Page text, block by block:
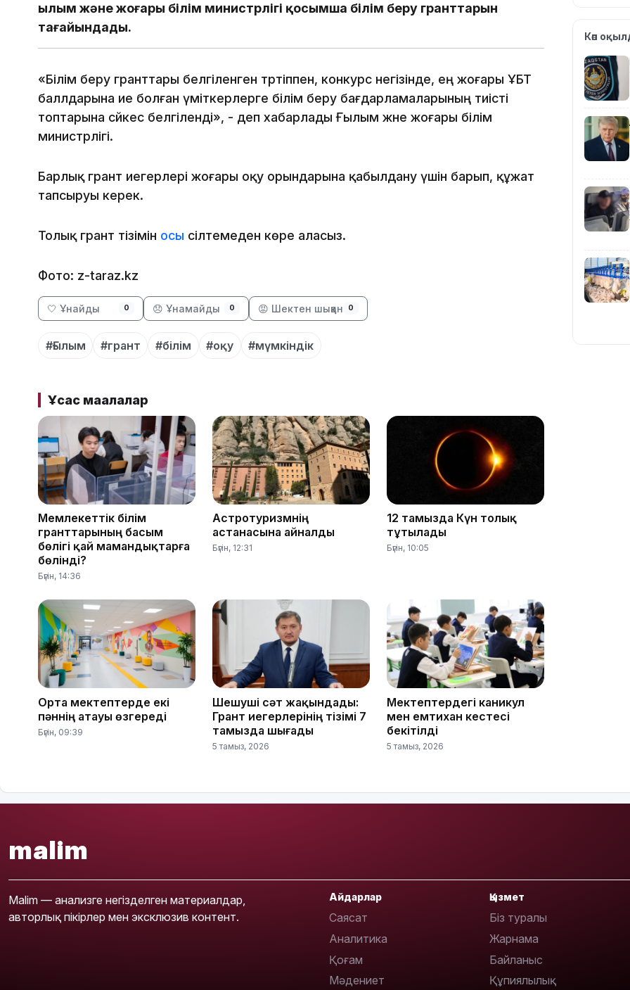
Ғылым және жоғары білім министрлігі қосымша білім беру гранттарын
тағайындады.
«Білім беру гранттары белгіленген тәртіппен, конкурс негізінде, ең жоғары ҰБТ
баллдарына ие болған үміткерлерге білім беру бағдарламаларының тиісті
топтарына сәйкес белгіленді», - деп хабарлады Ғылым және жоғары білім
министрлігі.
Барлық грант иегерлері жоғары оқу орындарына қабылдану үшін барып, құжат
тапсыруы керек.
Толық грант тізімін осы сілтемеден көре аласыз.
Фото: z-taraz.kz
🤍 Ұнайды 0 😞 Ұнамайды 0 😡 Шектен шыққан 0
#Ғылым #грант #білім #оқу #мүмкіндік
Ұқсас мақалалар
Мемлекеттік білім
гранттарының басым
бөлігі қай мамандықтарға
бөлінді?
Бүгін, 14:36
Астротуризмнің
астанасына айналды
Бүгін, 12:31
12 тамызда Күн толық
тұтылады
Бүгін, 10:05
Орта мектептерде екі
пәннің атауы өзгереді
Бүгін, 09:39
Шешуші сәт жақындады:
Грант иегерлерінің тізімі 7
тамызда шығады
5 тамыз, 2026
Мектептердегі каникул
мен емтихан кестесі
бекітілді
5 тамыз, 2026
19:10
19:09
18:50
Көп
malim
Malim — анализге негізделген материалдар,
авторлық пікірлер мен эксклюзив контент.
Айдарлар
Саясат
Аналитика
Қоғам
Мәдениет
Қызмет
Біз туралы
Жарнама
Байланыс
Құпиялылық